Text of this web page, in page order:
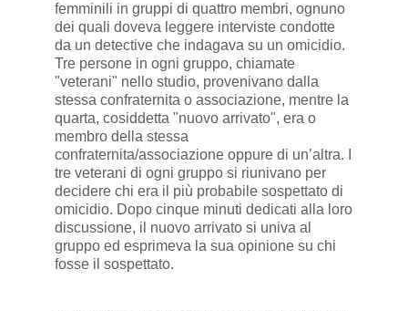
femminili in gruppi di quattro membri, ognuno
dei quali doveva leggere interviste condotte
da un detective che indagava su un omicidio.
Tre persone in ogni gruppo, chiamate
"veterani" nello studio, provenivano dalla
stessa confraternita o associazione, mentre la
quarta, cosiddetta "nuovo arrivato", era o
membro della stessa
confraternita/associazione oppure di un’altra. I
tre veterani di ogni gruppo si riunivano per
decidere chi era il più probabile sospettato di
omicidio. Dopo cinque minuti dedicati alla loro
discussione, il nuovo arrivato si univa al
gruppo ed esprimeva la sua opinione su chi
fosse il sospettato.